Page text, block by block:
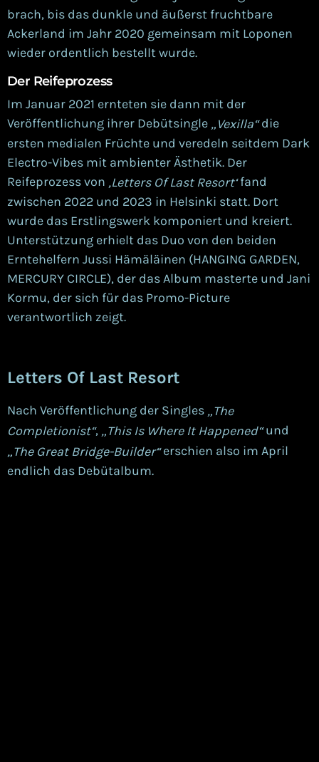
brach, bis das dunkle und äußerst fruchtbare
Ackerland im Jahr 2020 gemeinsam mit Loponen
wieder ordentlich bestellt wurde.
Der Reifeprozess
Im Januar 2021 ernteten sie dann mit der
Veröffentlichung ihrer Debütsingle „Vexilla“die
ersten medialen Früchte und veredeln seitdem Dark
Electro-Vibes mit ambienter Ästhetik. Der
Reifeprozess von ‚Letters Of Last Resort‘ fand
zwischen 2022 und 2023 in Helsinki statt. Dort
wurde das Erstlingswerk komponiert und kreiert.
Unterstützung erhielt das Duo von den beiden
Erntehelfern Jussi Hämäläinen (HANGING GARDEN,
MERCURY CIRCLE), der dasAlbum masterte und Jani
Kormu, der sich für das Promo-Picture
verantwortlich zeigt.
Letters Of Last Resort
Nach Veröffentlichung der Singles „The
Completionist“, „This Is Where It Happened“und
„The Great Bridge-Builder“erschien also im April
endlich das Debütalbum.